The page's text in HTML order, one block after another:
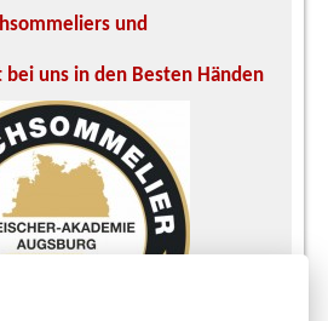
und
bei uns in den Besten Händen